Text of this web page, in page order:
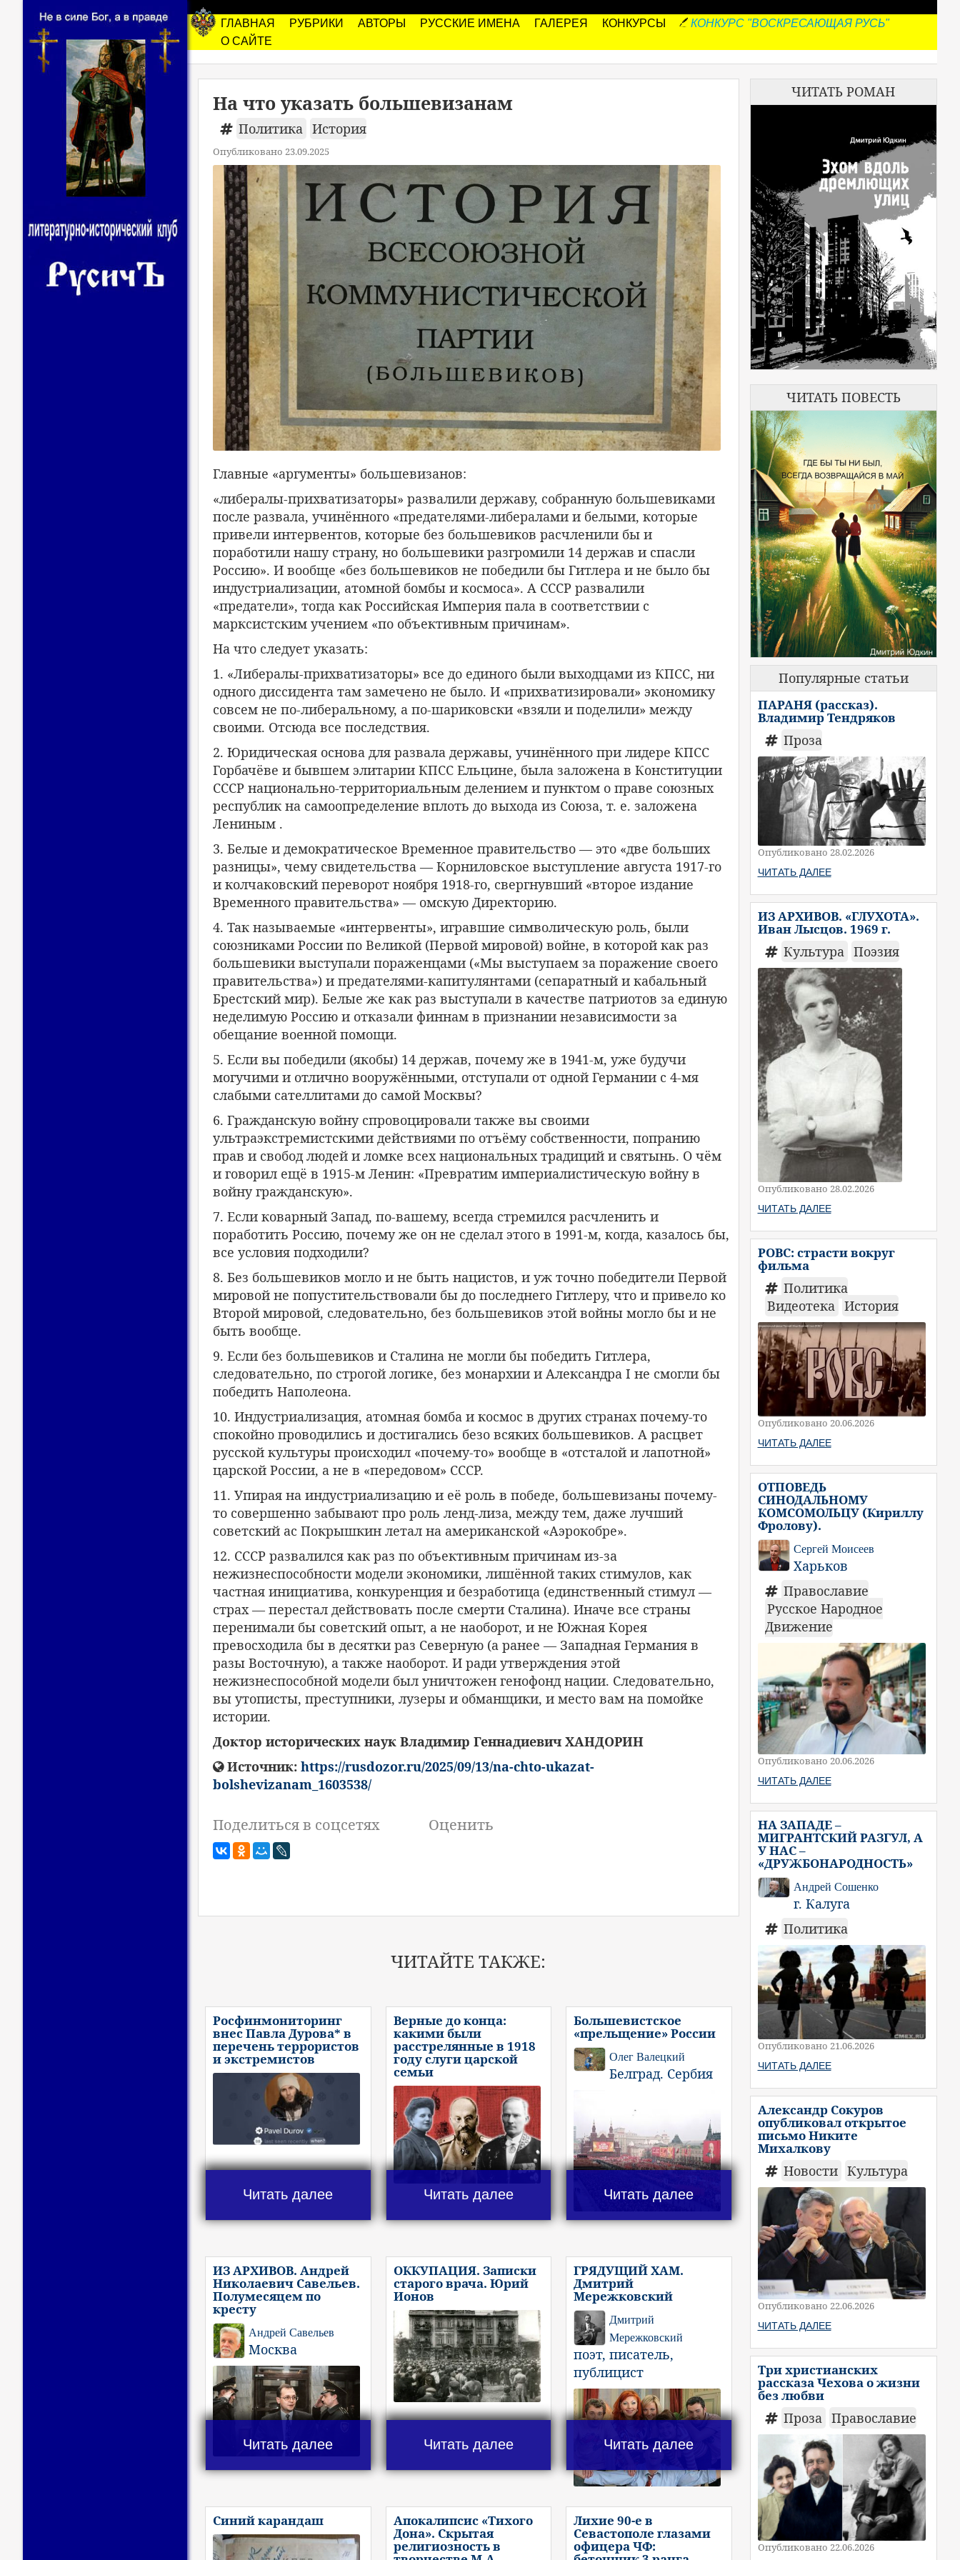
ГЛАВНАЯ РУБРИКИ АВТОРЫ РУССКИЕ ИМЕНА ГАЛЕРЕЯ КОНКУРСЫ
КОНКУРС "ВОСКРЕСАЮЩАЯ РУСЬ"
О САЙТЕ
На что указать большевизанам
Политика История
Опубликовано 23.09.2025
Главные «аргументы» большевизанов:
«либералы-прихватизаторы» развалили державу, собранную большевиками
после развала, учинённого «предателями-либералами и белыми, которые
привели интервентов, которые без большевиков расчленили бы и
поработили нашу страну, но большевики разгромили 14 держав и спасли
Россию». И вообще «без большевиков не победили бы Гитлера и не было бы
индустриализации, атомной бомбы и космоса». А СССР развалили
«предатели», тогда как Российская Империя пала в соответствии с
марксистским учением «по объективным причинам».
На что следует указать:
1. «Либералы-прихватизаторы» все до единого были выходцами из КПСС, ни
одного диссидента там замечено не было. И «прихватизировали» экономику
совсем не по-либеральному, а по-шариковски «взяли и поделили» между
своими. Отсюда все последствия.
2. Юридическая основа для развала державы, учинённого при лидере КПСС
Горбачёве и бывшем элитарии КПСС Ельцине, была заложена в Конституции
СССР национально-территориальным делением и пунктом о праве союзных
республик на самоопределение вплоть до выхода из Союза, т. е. заложена
Лениным .
3. Белые и демократическое Временное правительство — это «две больших
разницы», чему свидетельства — Корниловское выступление августа 1917-го
и колчаковский переворот ноября 1918-го, свергнувший «второе издание
Временного правительства» — омскую Директорию.
4. Так называемые «интервенты», игравшие символическую роль, были
союзниками России по Великой (Первой мировой) войне, в которой как раз
большевики выступали пораженцами («Мы выступаем за поражение своего
правительства») и предателями-капитулянтами (сепаратный и кабальный
Брестский мир). Белые же как раз выступали в качестве патриотов за единую
неделимую Россию и отказали финнам в признании независимости за
обещание военной помощи.
5. Если вы победили (якобы) 14 держав, почему же в 1941-м, уже будучи
могучими и отлично вооружёнными, отступали от одной Германии с 4-мя
слабыми сателлитами до самой Москвы?
6. Гражданскую войну спровоцировали также вы своими
ультраэкстремистскими действиями по отъёму собственности, попранию
прав и свобод людей и ломке всех национальных традиций и святынь. О чём
и говорил ещё в 1915-м Ленин: «Превратим империалистическую войну в
войну гражданскую».
7. Если коварный Запад, по-вашему, всегда стремился расчленить и
поработить Россию, почему же он не сделал этого в 1991-м, когда, казалось бы,
все условия подходили?
8. Без большевиков могло и не быть нацистов, и уж точно победители Первой
мировой не попустительствовали бы до последнего Гитлеру, что и привело ко
Второй мировой, следовательно, без большевиков этой войны могло бы и не
быть вообще.
9. Если без большевиков и Сталина не могли бы победить Гитлера,
следовательно, по строгой логике, без монархии и Александра I не смогли бы
победить Наполеона.
10. Индустриализация, атомная бомба и космос в других странах почему-то
спокойно проводились и достигались безо всяких большевиков. А расцвет
русской культуры происходил «почему-то» вообще в «отсталой и лапотной»
царской России, а не в «передовом» СССР.
11. Упирая на индустриализацию и её роль в победе, большевизаны почему-
то совершенно забывают про роль ленд-лиза, между тем, даже лучший
советский ас Покрышкин летал на американской «Аэрокобре».
12. СССР развалился как раз по объективным причинам из-за
нежизнеспособности модели экономики, лишённой таких стимулов, как
частная инициатива, конкуренция и безработица (единственный стимул —
страх — перестал действовать после смерти Сталина). Иначе все страны
перенимали бы советский опыт, а не наоборот, и не Южная Корея
превосходила бы в десятки раз Северную (а ранее — Западная Германия в
разы Восточную), а также наоборот. И ради утверждения этой
нежизнеспособной модели был уничтожен генофонд нации. Следовательно,
вы утописты, преступники, лузеры и обманщики, и место вам на помойке
истории.
Доктор исторических наук Владимир Геннадиевич ХАНДОРИН
Источник: https://rusdozor.ru/2025/09/13/na-chto-ukazat-
bolshevizanam_1603538/
Поделиться в соцсетях Оценить
ЧИТАЙТЕ ТАКЖЕ:
Росфинмониторинг
внес Павла Дурова* в
перечень террористов
и экстремистов
Читать далее
Верные до конца:
какими были
расстрелянные в 1918
году слуги царской
семьи
Читать далее
Большевистское
«прельщение» России
Олег Валецкий
Белград. Сербия
Читать далее
ИЗ АРХИВОВ. Андрей
Николаевич Савельев.
Полумесяцем по
кресту
Андрей Савельев
Москва
Читать далее
ОККУПАЦИЯ. Записки
старого врача. Юрий
Ионов
Читать далее
ГРЯДУЩИЙ ХАМ.
Дмитрий
Мережковский
Дмитрий
Мережковский
поэт, писатель,
публицист
Читать далее
Синий карандаш Апокалипсис «Тихого
Дона». Скрытая
религиозность в
Лихие 90-е в
Севастополе глазами
офицера ЧФ:
ЧИТАТЬ РОМАН
ЧИТАТЬ ПОВЕСТЬ
Популярные статьи
ПАРАНЯ (рассказ).
Владимир Тендряков
Проза
Опубликовано 28.02.2026
ЧИТАТЬ ДАЛЕЕ
ИЗ АРХИВОВ. «ГЛУХОТА».
Иван Лысцов. 1969 г.
Культура Поэзия
Опубликовано 28.02.2026
ЧИТАТЬ ДАЛЕЕ
РОВС: страсти вокруг
фильма
Политика
Видеотека История
Опубликовано 20.06.2026
ЧИТАТЬ ДАЛЕЕ
ОТПОВЕДЬ
СИНОДАЛЬНОМУ
КОМСОМОЛЬЦУ (Кириллу
Фролову).
Сергей Моисеев
Харьков
Православие
Русское Народное
Движение
Опубликовано 20.06.2026
ЧИТАТЬ ДАЛЕЕ
НА ЗАПАДЕ –
МИГРАНТСКИЙ РАЗГУЛ, А
У НАС –
«ДРУЖБОНАРОДНОСТЬ»
Андрей Сошенко
г. Калуга
Политика
Опубликовано 21.06.2026
ЧИТАТЬ ДАЛЕЕ
Александр Сокуров
опубликовал открытое
письмо Никите
Михалкову
Новости Культура
Опубликовано 22.06.2026
ЧИТАТЬ ДАЛЕЕ
Три христианских
рассказа Чехова о жизни
без любви
Проза Православие
Опубликовано 22.06.2026